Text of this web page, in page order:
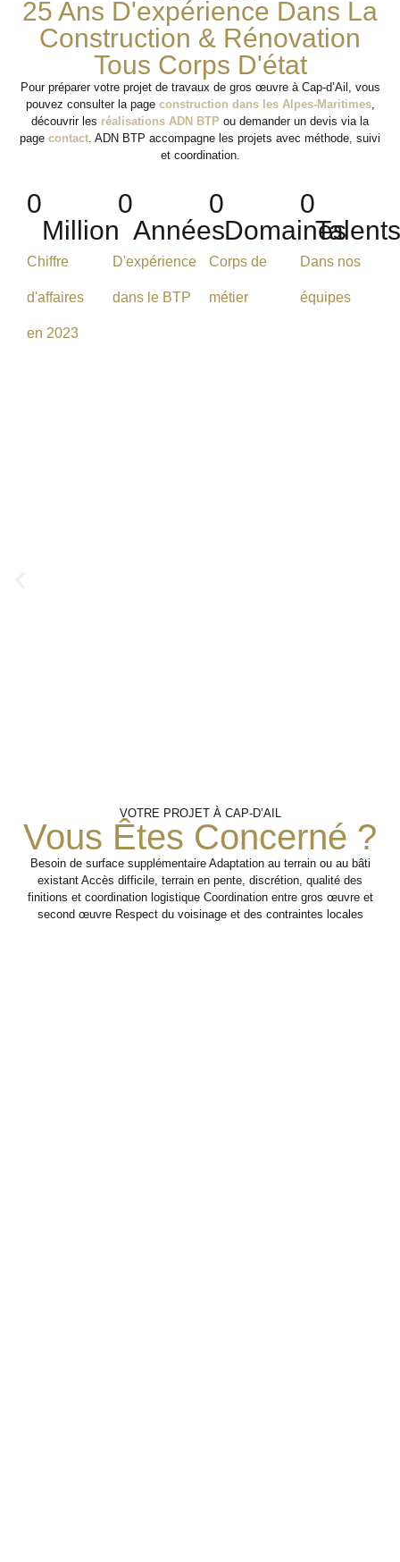
25 Ans D'expérience Dans La
Construction & Rénovation
Tous Corps D'état
Pour préparer votre projet de travaux de gros œuvre à Cap-d’Ail, vous
pouvez consulter la page construction dans les Alpes-Maritimes,
découvrir les réalisations ADN BTP ou demander un devis via la
page contact . ADN BTP accompagne les projets avec méthode, suivi
et coordination.
Chiffre
d'affaires
en 2023
0
Million
D'expérience
dans le BTP
0
Années
Corps de
métier
0
Domaines
Dans nos
équipes
0
Talents
Préparation
Chantier
Analyse des
contraintes,
organisation des
Intervention
Structurelle
Réalisation des
travaux de gros œuvre
nécessaires au projet
de construction,
Coordination
Avec Le
Second
Œuvre
Préparation des étapes
suivantes pour faciliter
VOTRE PROJET À CAP-D’AIL
Vous Êtes Concerné ?
Besoin de surface supplémentaire Adaptation au terrain ou au bâti
existant Accès difficile, terrain en pente, discrétion, qualité des
finitions et coordination logistique Coordination entre gros œuvre et
second œuvre Respect du voisinage et des contraintes locales